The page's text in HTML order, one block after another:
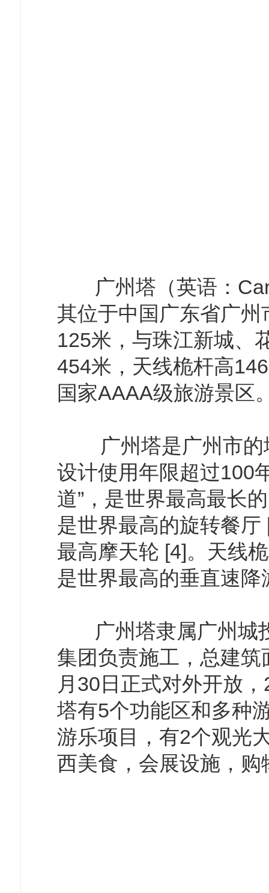
广州塔（英语：
其位于中国广东省广
125米，与珠江新城、
454米，天线桅杆高
国家AAAA级旅游景区
广州塔是广州市的
设计使用年限超过100
道”，是世界最高最长
是世界最高的旋转餐
最高摩天轮 [4]。天线
是世界最高的垂直速降
广州塔隶属广州城
集团负责施工，总建
月30日正式对外开放
塔有5个功能区和多种
游乐项目，有2个观光
西美食，会展设施，